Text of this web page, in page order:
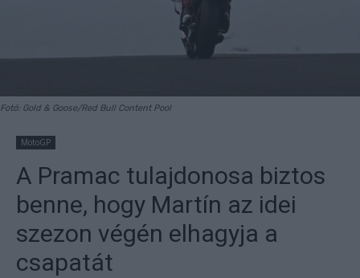
Fotó: Gold & Goose/Red Bull Content Pool
MotoGP
A Pramac tulajdonosa biztos
benne, hogy Martín az idei
szezon végén elhagyja a
csapatát